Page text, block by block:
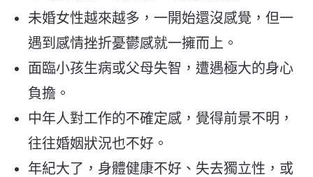
未婚女性越來越多，一開始還沒感覺，但一
遇到感情挫折憂鬱感就一擁而上。
面臨小孩生病或父母失智，遭遇極大的身心
負擔。
中年人對工作的不確定感，覺得前景不明，
往往婚姻狀況也不好。
年紀大了，身體健康不好、失去獨立性，或